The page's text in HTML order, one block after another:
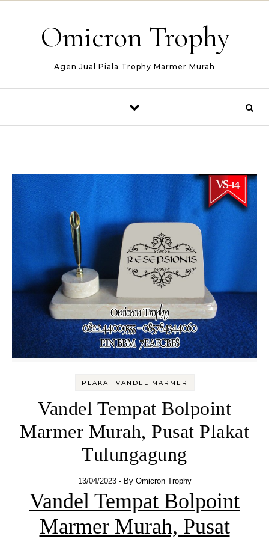
Omicron Trophy
Agen Jual Piala Trophy Marmer Murah
PLAKAT VANDEL MARMER
Vandel Tempat Bolpoint
Marmer Murah, Pusat Plakat
Tulungagung
13/04/2023 - By Omicron Trophy
Vandel Tempat Bolpoint
Marmer Murah, Pusat